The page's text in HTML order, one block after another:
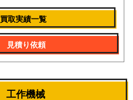
買取実績一覧
見積り依頼
工作機械